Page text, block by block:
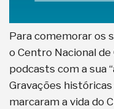
Para comemorar os
o Centro Nacional
podcasts com a sua
Gravações
marcaram a vida do